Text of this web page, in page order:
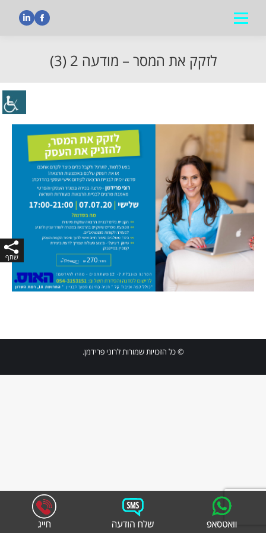
לזקק את המסר – מודעה 2 (3)
© כל הזכויות שמורות לרוני פרידמן.